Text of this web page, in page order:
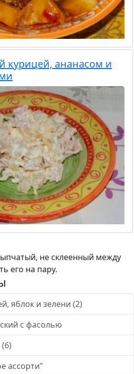
курицей, ананасом и
не склеенный между
его на пару.
яблок и зелени (2)
с фасолью
ассорти"